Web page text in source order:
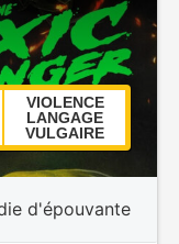
VIOLENCE
LANGAGE
VULGAIRE
d'épouvante